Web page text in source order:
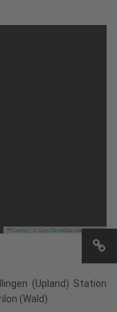
Leaflet OpenStreetMapcontributors
(Upland) Station
(Wald)